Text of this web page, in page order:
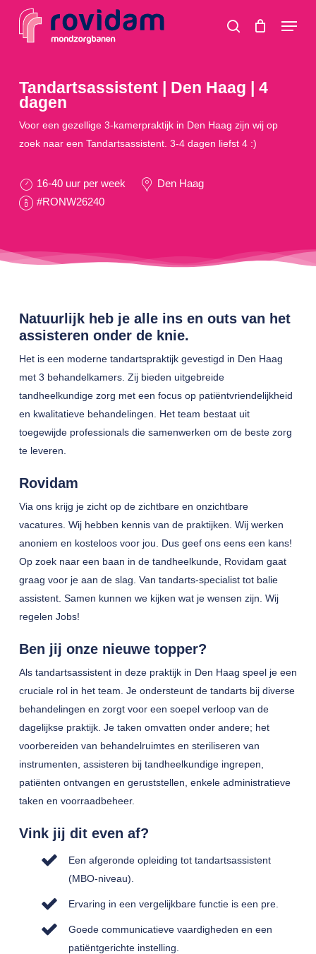
search
Menu
Tandartsassistent | Den Haag | 4
dagen
Voor een gezellige 3-kamerpraktijk in Den Haag zijn wij op
zoek naar een Tandartsassistent. 3-4 dagen liefst 4 :)
16-40 uur per week
Den Haag
#RONW26240
Natuurlijk heb je alle ins en outs van het
assisteren onder de knie.
Het is een moderne tandartspraktijk gevestigd in Den Haag
met 3 behandelkamers. Zij bieden uitgebreide
tandheelkundige zorg met een focus op patiëntvriendelijkheid
en kwalitatieve behandelingen. Het team bestaat uit
toegewijde professionals die samenwerken om de beste zorg
te leveren.
Rovidam
Via ons krijg je zicht op de zichtbare en onzichtbare
vacatures. Wij hebben kennis van de praktijken. Wij werken
anoniem en kosteloos voor jou. Dus geef ons eens een kans!
Op zoek naar een baan in de tandheelkunde, Rovidam gaat
graag voor je aan de slag. Van tandarts-specialist tot balie
assistent. Samen kunnen we kijken wat je wensen zijn. Wij
regelen Jobs!
Ben jij onze nieuwe topper?
Als tandartsassistent in deze praktijk in Den Haag speel je een
cruciale rol in het team. Je ondersteunt de tandarts bij diverse
behandelingen en zorgt voor een soepel verloop van de
dagelijkse praktijk. Je taken omvatten onder andere; het
voorbereiden van behandelruimtes en steriliseren van
instrumenten, assisteren bij tandheelkundige ingrepen,
patiënten ontvangen en geruststellen, enkele administratieve
taken en voorraadbeheer.
Vink jij dit even af?
Een afgeronde opleiding tot tandartsassistent
(MBO-niveau).
Ervaring in een vergelijkbare functie is een pre.
Goede communicatieve vaardigheden en een
patiëntgerichte instelling.